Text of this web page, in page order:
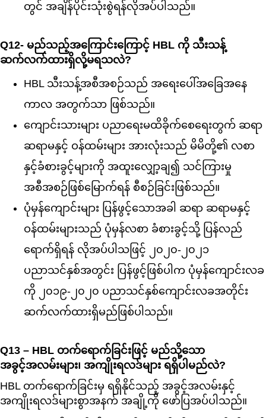
တွင် အချိန်ပိုင်းသုံးစွဲရန်လိုအပ်ပါသည်။
Q12- မည်သည့်အကြောင်းကြောင့် HBL ကို သီးသန့်
ဆက်လက်ထားရှိလို့မရသလဲ?
HBL သီးသန့်အစီအစဉ်သည် အရေးပေါ်အခြေအနေ
ကာလ အတွက်သာ ဖြစ်သည်။
ကျောင်းသားများ ပညာရေးမထိခိုက်စေရေးတွက် ဆရာ
ဆရာမနှင့် ဝန်ထမ်းများ အားလုံးသည် မိမိတို့၏ လစာ
နှင့်ခံစားခွင့်များကို အထူးလျှော့ချ၍ သင်ကြားမှု
အစီအစဉ်ဖြစ်မြောက်ရန် စီစဉ်ခြင်းဖြစ်သည်။
ပုံမှန်ကျောင်းများ ပြန်ဖွင့်သောအခါ ဆရာ ဆရာမနှင့်
ဝန်ထမ်းများသည် ပုံမှန်လစာ ခံစားခွင့်သို့ ပြန်လည်
ရောက်ရှိရန် လိုအပ်ပါသဖြင့် ၂၀၂၀-၂၀၂၁
ပညာသင်နှစ်အတွင်း ပြန်ဖွင့်ဖြစ်ပါက ပုံမှန်ကျောင်းလခ
ကို ၂၀၁၉-၂၀၂၀ ပညာသင်နှစ်ကျောင်းလခအတိုင်း
ဆက်လက်ထားရှိမည်ဖြစ်ပါသည်။
Q13 – HBL တက်ရောက်ခြင်းဖြင့် မည်သို့သော
အခွင့်အလမ်းများ၊ အကျိုးရလဒ်များ ရရှိပါမည်လဲ?
HBL တက်ရောက်ခြင်းမှ ရရှိနိုင်သည့် အခွင့်အလမ်းနှင့်
အကျိုးရလဒ်များစွာအနက် အချို့ကို ဖော်ပြအပ်ပါသည်။